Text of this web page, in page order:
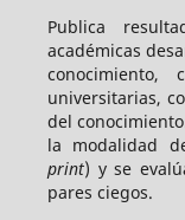
Publica
académicas
conocimiento,
universitarias,
del
la modalidad
print) y se
pares ciegos.